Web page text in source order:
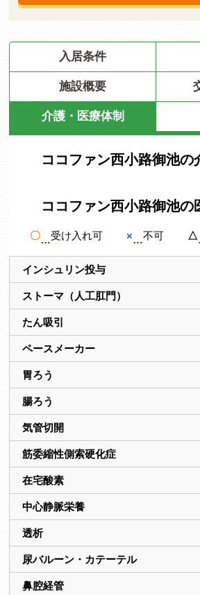
入居条件
施設概要
介護・医療体制
ココファン西小路御池の
ココファン西小路御池の
〇 受け入れ可 × 不可 △
インシュリン投与
ストーマ（人工肛門）
たん吸引
ペースメーカー
胃ろう
腸ろう
気管切開
筋委縮性側索硬化症
在宅酸素
中心静脈栄養
透析
尿バルーン・カテーテル
鼻腔経管